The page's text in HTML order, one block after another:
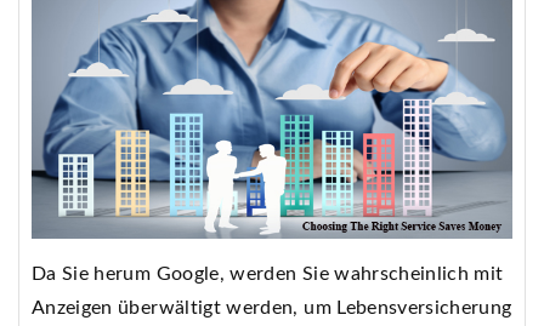
Da Sie herum Google, werden Sie wahrscheinlich mit
Anzeigen überwältigt werden, um Lebensversicherung